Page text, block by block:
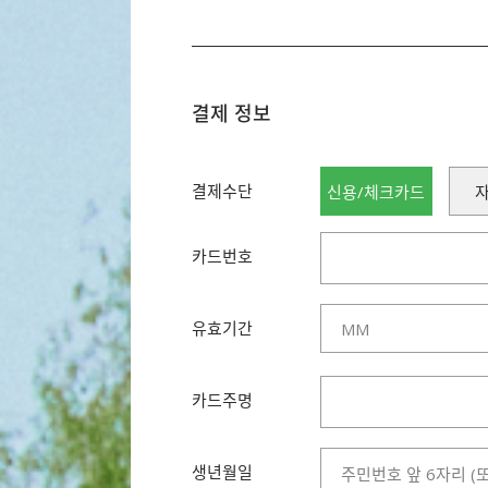
결제 정보
결제수단 신용/체크카드
카드번호
유효기간
카드주명
생년월일